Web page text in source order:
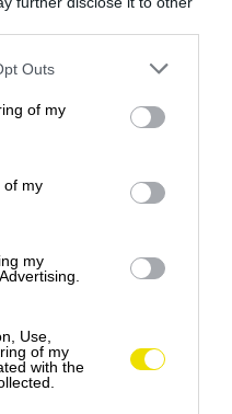
uses one or more Google
You may click to
its third-party tags to
in below Google
Outs
of my
of my
my
Use,
of my
with the
akceptovať súbory
VIDEO
obrovský rešpekt,
Montjuïc
. Zastával
nesmie presiahnuť to,
stavby sprevádzal